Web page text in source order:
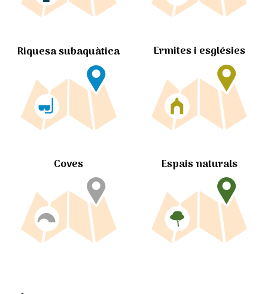
Riquesa subaquàtica Ermites i esglésies
Coves Espais naturals